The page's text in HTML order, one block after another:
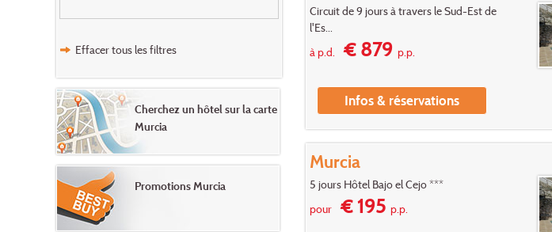
Circuit de 9 jours à travers le Sud-Est de
l'Es...
à p.d.
€ 879p.p.
Infos & réservations
Murcia
5 jours Hôtel Bajo el Cejo ***
pour€ 195p.p.
Effacer tous les filtres
Cherchez un hôtel sur la carte
Murcia
Promotions Murcia